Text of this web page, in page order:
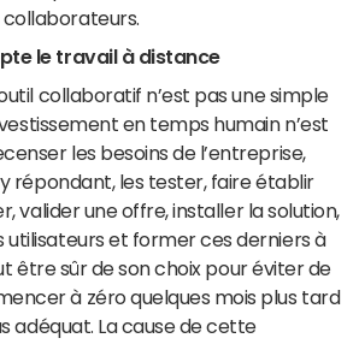
le travail à distance
collaboratif n’est pas une simple
en temps humain n’est
les besoins de l’entreprise,
répondant, les tester, faire établir
valider une offre, installer la solution,
et former ces derniers à
être sûr de son choix pour éviter de
à zéro quelques mois plus tard
adéquat. La cause de cette